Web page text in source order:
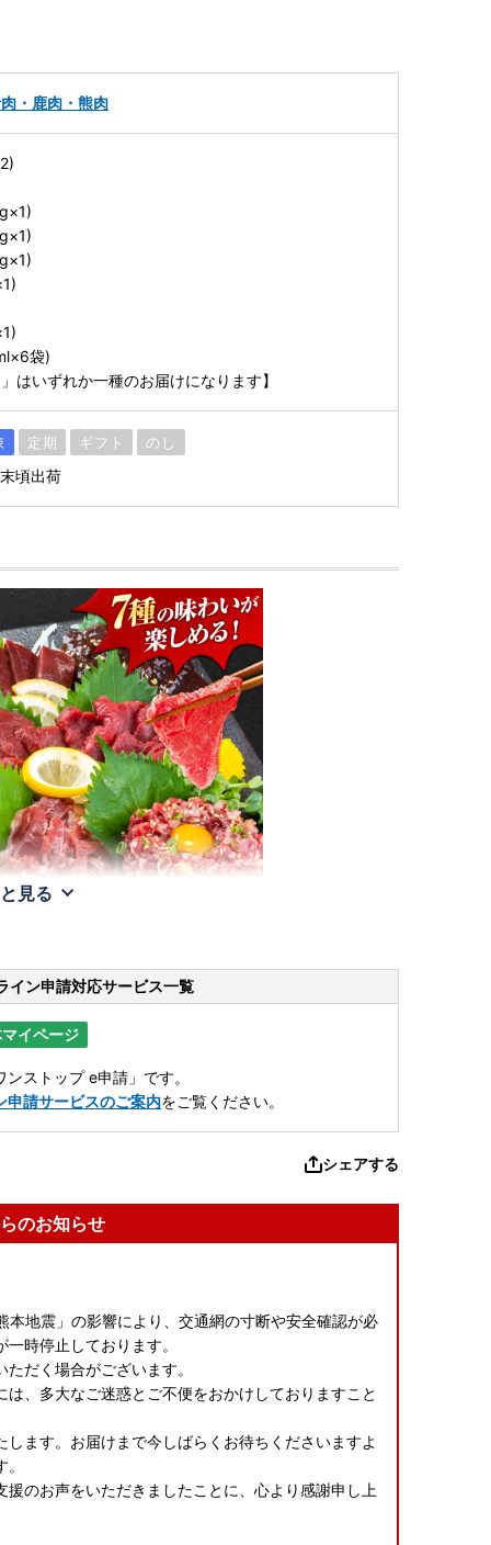
・鹿肉・熊肉
袋)
はいずれか一種のお届けになります】
定期 ギフト のし
頃出荷
見る
イン申請対応サービス一覧
イページ
ストップ e申請」です。
申請サービスのご案内をご覧ください。
シェアする
のお知らせ
地震」の影響により、交通網の寸断や安全確認が必
時停止しております。​
だく場合がございます。​
、多大なご迷惑とご不便をおかけしておりますこと
ます。お届けまで今しばらくお待ちくださいますよ
のお声をいただきましたことに、心より感謝申し上